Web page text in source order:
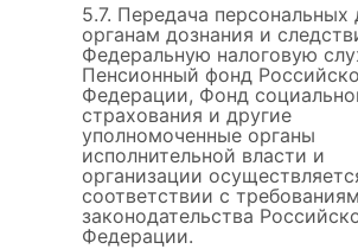
5.7. Передача персональных
органам дознания и
Федеральную налоговую
Пенсионный фонд
Федерации, Фонд
страхования и другие
уполномоченные органы
исполнительной власти и
организации
соответствии с
законодательства
Федерации.